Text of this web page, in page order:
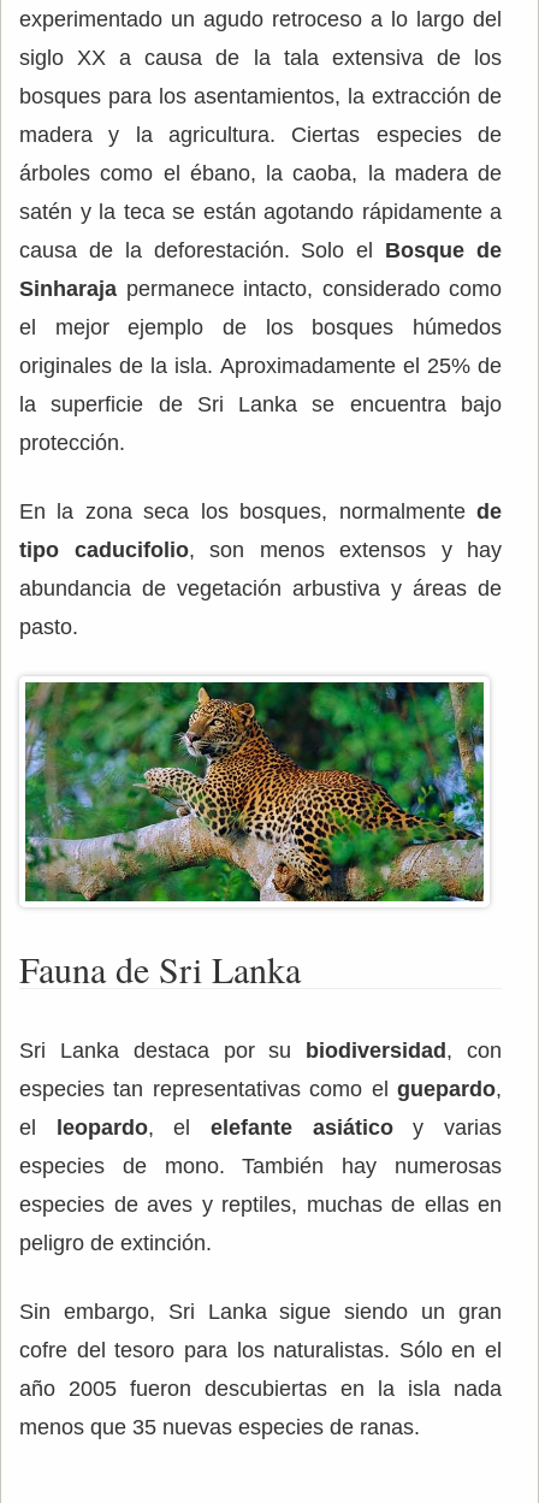
experimentado un agudo retroceso a lo largo del
siglo XX a causa de la tala extensiva de los
bosques para los asentamientos, la extracción de
madera y la agricultura. Ciertas especies de
árboles como el ébano, la caoba, la madera de
satén y la teca se están agotando rápidamente a
causa de la deforestación. Solo el Bosque de
Sinharaja permanece intacto, considerado como
el mejor ejemplo de los bosques húmedos
originales de la isla. Aproximadamente el 25% de
la superficie de Sri Lanka se encuentra bajo
protección.
En la zona seca los bosques, normalmente de
tipo caducifolio, son menos extensos y hay
abundancia de vegetación arbustiva y áreas de
pasto.
Fauna de Sri Lanka
Sri Lanka destaca por su biodiversidad , con
especies tan representativas como el guepardo,
el
leopardo, elelefante asiáticoy varias
especies de mono. También hay numerosas
especies de aves y reptiles, muchas de ellas en
peligro de extinción.
Sin embargo, Sri Lanka sigue siendo un gran
cofre del tesoro para los naturalistas. Sólo en el
año 2005 fueron descubiertas en la isla nada
menos que 35 nuevas especies de ranas.